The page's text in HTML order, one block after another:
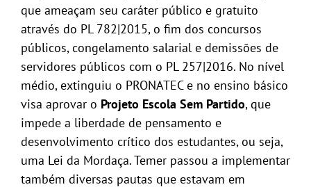
que ameaçam seu caráter público e gratuito
através do PL 782|2015, o fim dos concursos
públicos, congelamento salarial e demissões de
servidores públicos com o PL 257|2016. No nível
médio, extinguiu o PRONATEC e no ensino básico
visa aprovar o Projeto Escola Sem Partido, que
impede a liberdade de pensamento e
desenvolvimento crítico dos estudantes, ou seja,
uma Lei da Mordaça. Temer passou a implementar
também diversas pautas que estavam em